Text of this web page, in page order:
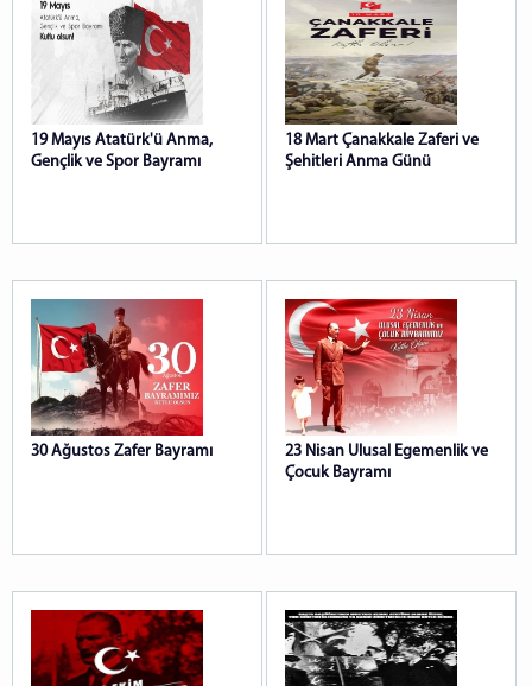
Beşikdüzü T Tipi Kapalı ve Açık Ceza İnfaz Kurumu
Trabzon Adliyesi
Trabzon E Tipi Kapalı C.İ.K.
19 Mayıs Atatürk'ü Anma,
Gençlik ve Spor Bayramı
18 Mart Çanakkale Zaferi ve
Şehitleri Anma Günü
30 Ağustos Zafer Bayramı
23 Nisan Ulusal Egemenlik ve
Çocuk Bayramı